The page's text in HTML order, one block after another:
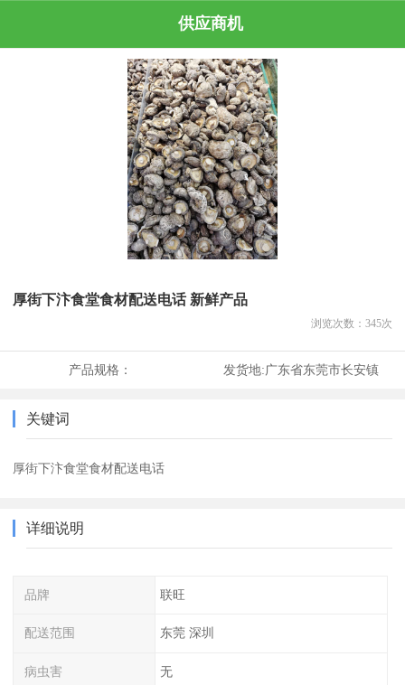
供应商机
厚街下汴食堂食材配送电话 新鲜产品
浏览次数： 345次
产品规格： 发货地:广东省东莞市长安镇
关键词
厚街下汴食堂食材配送电话
详细说明
品牌 联旺
配送范围 东莞 深圳
病虫害 无